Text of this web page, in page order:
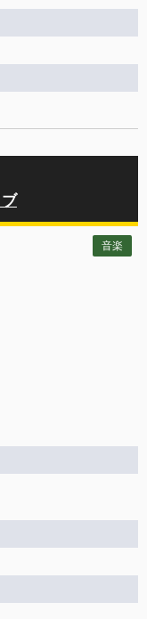
・映像
トップに戻る
音楽